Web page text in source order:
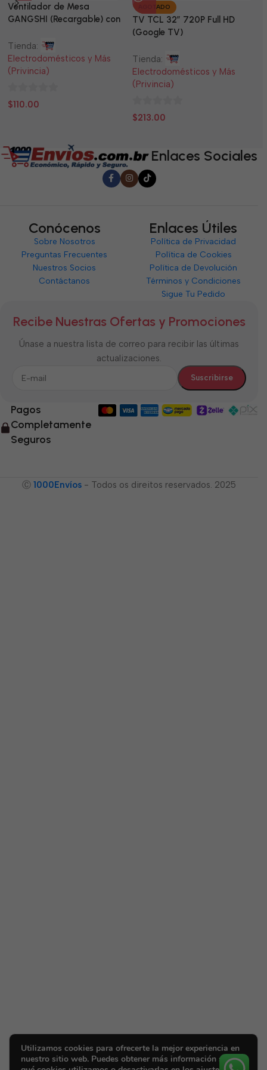
Ventilador de Mesa
GANGSHI (Recargable) con
Tienda:
Electrodomésticos y Más
(Privincia)
0
$110.00
AGOTADO
TV TCL 32” 720P Full HD
(Google TV)
Tienda:
Electrodomésticos y Más
(Privincia)
0
$213.00
Enlaces Sociales
Conócenos
Sobre Nosotros
Preguntas Frecuentes
Nuestros Socios
Contáctanos
Enlaces Útiles
Política de Privacidad
Política de Cookies
Política de Devolución
Términos y Condiciones
Sigue Tu Pedido
Recibe Nuestras Ofertas y Promociones
Únase a nuestra lista de correo para recibir las últimas
actualizaciones.
Pagos
Completamente
Seguros
Ⓒ 1000Envíos - Todos os direitos reservados. 2025
Utilizamos cookies para ofrecerte la mejor experiencia en
nuestro sitio web. Puedes obtener más información sobre